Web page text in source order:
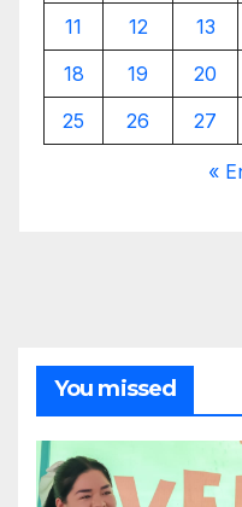
11
12 13
18
19 20
25
26 27
«
You missed